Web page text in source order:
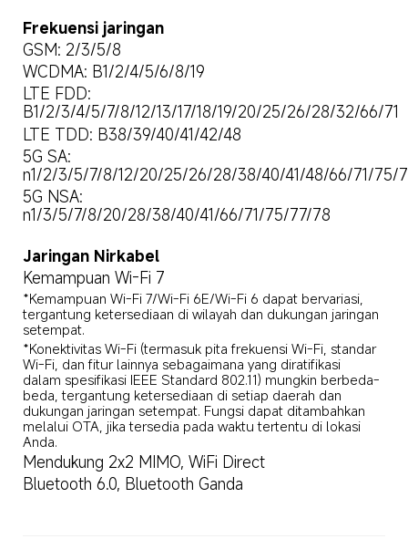
Frekuensi jaringan
GSM: 2/3/5/8
WCDMA: B1/2/4/5/6/8/19
LTE FDD:
B1/2/3/4/5/7/8/12/13/17/18/19/20/25/26/28/32/66/71
LTE TDD: B38/39/40/41/42/48
5G SA:
n1/2/3/5/7/8/12/20/25/26/28/38/40/41/48/66/71/75/
5G NSA:
n1/3/5/7/8/20/28/38/40/41/66/71/75/77/78
Jaringan Nirkabel
Kemampuan Wi-Fi 7
*Kemampuan Wi-Fi 7/Wi-Fi 6E/Wi-Fi 6 dapat bervariasi,
tergantung ketersediaan di wilayah dan dukungan jaringan
setempat.
*Konektivitas Wi-Fi (termasuk pita frekuensi Wi-Fi, standar
Wi-Fi, dan fitur lainnya sebagaimana yang diratifikasi
dalam spesifikasi IEEE Standard 802.11) mungkin berbeda-
beda, tergantung ketersediaan di setiap daerah dan
dukungan jaringan setempat. Fungsi dapat ditambahkan
melalui OTA, jika tersedia pada waktu tertentu di lokasi
Anda.
Mendukung 2x2 MIMO, WiFi Direct
Bluetooth 6.0, Bluetooth Ganda